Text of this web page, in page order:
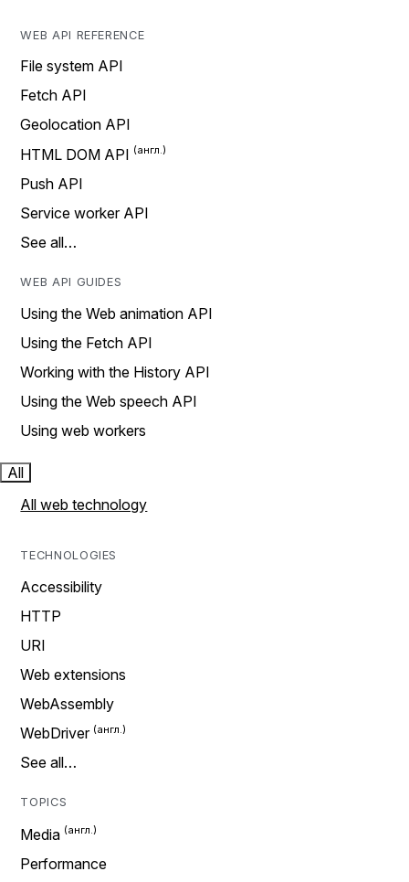
WEB API REFERENCE
File system API
Fetch API
Geolocation API
HTML DOM API
Push API
Service worker API
See all…
WEB API GUIDES
Using the Web animation API
Using the Fetch API
Working with the History API
Using the Web speech API
Using web workers
All
All web technology
TECHNOLOGIES
Accessibility
HTTP
URI
Web extensions
WebAssembly
WebDriver
See all…
TOPICS
Media
Performance